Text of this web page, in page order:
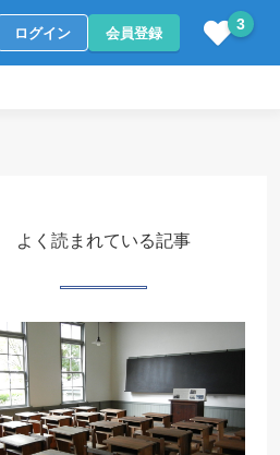
ログイン 会員登録 3
よく読まれている記事